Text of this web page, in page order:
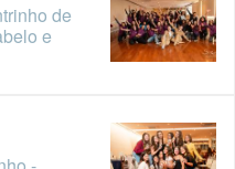
de
e